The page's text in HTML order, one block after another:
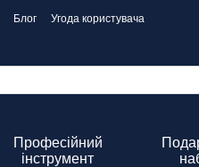
Блог
Угода користувача
Професійний
інструмент